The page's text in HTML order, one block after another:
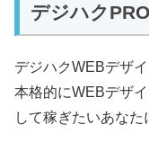
デジハク
デジハクWEBデザ
本格的にWEBデザ
して稼ぎたいあなた